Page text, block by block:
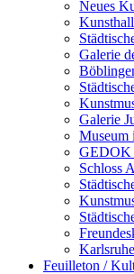
Neues
Galerie
Galerie
Museum
GEDOK
Schloss
Feuilleton /